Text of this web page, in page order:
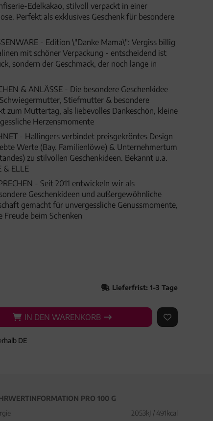
Edelkakao, stilvoll verpackt in einer
Perfekt als exklusives Geschenk für besondere
- Edition \"Danke Mama\": Vergiss billig
mit schöner Verpackung - entscheidend ist
sondern der Geschmack, der noch lange in
& ANLÄSSE - Die besondere Geschenkidee
Stiefmutter & besondere
zum Muttertag, als liebevolles Dankeschön, kleine
Herzensmomente
- Hallingers verbindet preisgekröntes Design
Werte (Bay. Familienlöwe) & Unternehmertum
zu stilvollen Geschenkideen. Bekannt u.a.
& ELLE
- Seit 2011 entwickeln wir als
Geschenkideen und außergewöhnliche
gemacht für unvergessliche Genussmomente,
beim Schenken
Lieferfrist: 1-3 Tage
IN DEN WARENKORB
IN DEN WARENKORB AUF DEN
DE
PRO 100 G
2053kJ / 491kcal